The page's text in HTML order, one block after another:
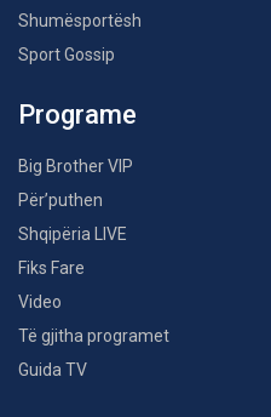
Shumësportësh
Sport Gossip
Programe
Big Brother VIP
Për’puthen
Shqipëria LIVE
Fiks Fare
Video
Të gjitha programet
Guida TV